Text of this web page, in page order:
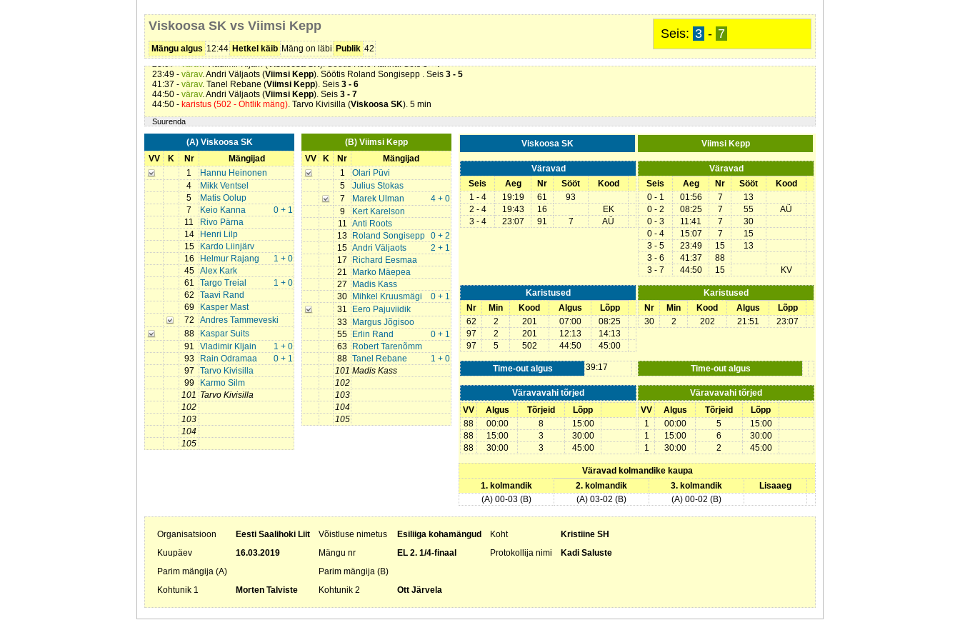
Seis: 3 - 7
Viskoosa SK vs Viimsi Kepp
Mängu algus 12:44 Hetkel käib Mäng on läbi Publik 42
12:13 -karistus (201 - Kepilöök). Tarvo Kivisilla (Viskoosa SK). 2 min
15:07 -värav. Marek Ulman (Viimsi Kepp). Söötis Andri Väljaots. Seis
Viskoosa SK ). Söötis Rain Odramaa. Seis
19:43 -värav. Helmur Rajang (Viskoosa SK). Seis2 - 4
21:51 -karistus (202 - Kepi surumine). Mihkel Kruusmägi (
23:07 -värav. Vladimir Kljain (Viskoosa SK). Söötis Keio Kanna. Seis3 - 4
23:49 - värav. Andri Väljaots (Viimsi Kepp). Söötis Roland Songisepp . Seis 3 - 5
41:37 - värav. Tanel Rebane (Viimsi Kepp). Seis 3 - 6
44:50 - värav. Andri Väljaots (Viimsi Kepp). Seis 3 - 7
44:50 - karistus (502 - Ohtlik mäng). Tarvo Kivisilla (Viskoosa SK). 5 min
Suurenda
(A) Viskoosa SK
VV
K Nr
Mängijad
1
Hannu Heinonen
4
Mikk Ventsel
5
Matis Oolup
7
0 + 1
Keio Kanna
11
Rivo Pärna
14
Henri Lilp
15
Kardo Liinjärv
16
1 + 0
Helmur Rajang
45
Alex Kark
61
1 + 0
Targo Treial
62
Taavi Rand
69
Kasper Mast
72
Andres Tammeveski
88
Kaspar Suits
91
1 + 0
Vladimir Kljain
93
0 + 1
Rain Odramaa
97
Tarvo Kivisilla
99
Karmo Silm
101 Tarvo Kivisilla
102
103
104
105
(B) Viimsi Kepp
VV
K Nr
Mängijad
1
Olari Püvi
5
Julius Stokas
7
4 + 0
Marek Ulman
9
Kert Karelson
11 Anti Roots
13
0 + 2
Roland Songisepp
15
2 + 1
Andri Väljaots
17
Richard Eesmaa
21
Marko Mäepea
27
Madis Kass
30
0 + 1
Mihkel Kruusmägi
31
Eero Pajuviidik
33
Margus Jõgisoo
55
0 + 1
Erlin Rand
63
Robert Tarenõmm
88
1 + 0
Tanel Rebane
101 Madis Kass
102
103
104
105
Viskoosa SK Viimsi Kepp
Väravad
Seis
Aeg Nr Sööt
Kood
1 - 4
19:19 61
93
2 - 4
19:43 16
EK
3 - 4
23:07 91 7 AÜ
Väravad
Seis
Aeg Nr Sööt
Kood
0 - 1
01:56 7
13
0 - 2
08:25 7 55
AÜ
0 - 3
11:41 7
30
0 - 4
15:07 7
15
3 - 5
23:49 15
13
3 - 6
41:37
88
3 - 7
44:50 15 KV
Karistused
Nr
Min Kood Algus
Lõpp
62
2 201 07:00
08:25
97
2 201 12:13
14:13
97
5 502 44:50 45:00
Karistused
Nr
Min Kood Algus
Lõpp
30
2 202 21:51 23:07
Time-out algus 39:17 Time-out algus
Väravavahi tõrjed
Väravavahi tõrjed
VV
Algus Tõrjeid
Lõpp
88
00:00 8
15:00
88
15:00 3
30:00
88
30:00 3 45:00
VV Algus Tõrjeid
Lõpp
1
00:00 5
15:00
1
15:00 6
30:00
1
30:00 2 45:00
Väravad kolmandike kaupa
1. kolmandik
2. kolmandik 3. kolmandik
Lisaaeg
(A) 00-03 (B)
(A) 03-02 (B) (A) 00-02 (B)
Organisatsioon Eesti Saalihoki Liit Võistluse nimetus Esiliiga kohamängud Koht
Kristiine SH
Kuupäev
16.03.2019 Mängu nr EL 2. 1/4-finaal Protokollija nimi
Kadi Saluste
Parim mängija (A)
Parim mängija (B)
Kohtunik 1
Morten Talviste Kohtunik 2 Ott Järvela